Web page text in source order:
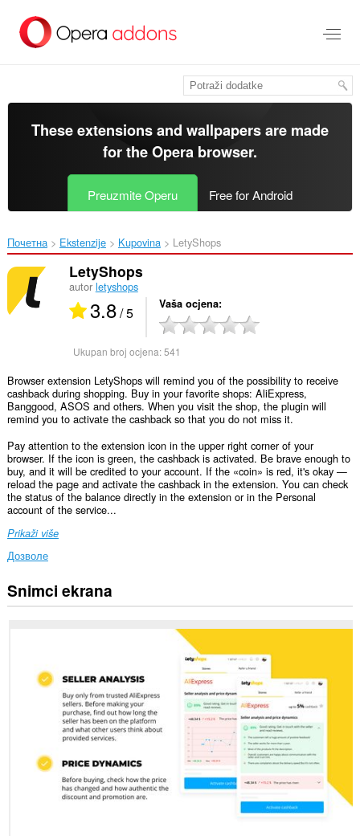
glavni
These extensions and wallpapers are made
for theOpera browser.
Preuzmite Operu Free for Android
Почетна Ekstenzije Kupovina LetyShops‎
LetyShops
autor letyshops
3.8/ 5 Vaša ocjena
Ukupan broj ocjena:541
Browser extension LetyShops will remind you of the possibility to receive
cashback during shopping. Buy in your favorite shops: AliExpress,
Banggood, ASOS and others. When you visit the shop, the plugin will
remind you to activate the cashback so that you do not miss it.
Pay attention to the extension icon in the upper right corner of your
browser. If the icon is green, the cashback is activated. Be brave enough to
buy, and it will be credited to your account. If the «coin» is red, it's okay —
reload the page and activate the cashback in the extension. You can check
the status of the balance directly in the extension or in the Personal
account of the service...
Prikaži više
Дозволе
Ova
ekstenzija
Snimci ekrana